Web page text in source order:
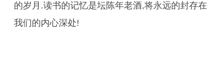
的岁月.读书的记忆是坛陈年老酒,将永远的封存在
我们的内心深处!